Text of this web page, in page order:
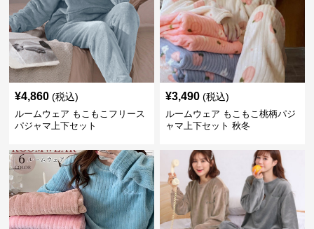
¥4,860 (税込)
ルームウェア もこもこフリース
パジャマ上下セット
¥3,490 (税込)
ルームウェア もこもこ桃柄パジ
ャマ上下セット 秋冬